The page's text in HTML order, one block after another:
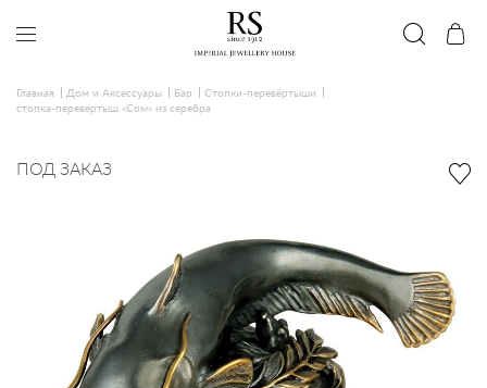
Главная Дом и Аксессуары Бар
Стопки-перевёртыши
стопка-перевертыш «Сом» из серебра
ПОД ЗАКАЗ